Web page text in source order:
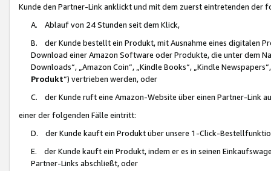
Kunde den Partner-Link anklickt und mit dem zuerst eintretenden der
A. Ablauf von 24 Stunden seit dem Klick,
B. der Kunde bestellt ein Produkt, mit Ausnahme eines digitalen
Download einer Amazon Software oder Produkte, die unter dem
Downloads“, „Amazon Coin“, „Kindle Books“, „Kindle
Produkt“) vertrieben werden, oder
C. der Kunde ruft eine Amazon-Website über einen Partner-Link
einer der folgenden Fälle eintritt:
D. der Kunde kauft ein Produkt über unsere 1-Click-
E. der Kunde kauft ein Produkt, indem er es in seinen
Partner-Links abschließt, oder